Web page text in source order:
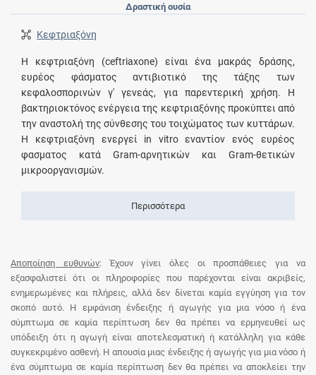
Δραστική ουσία
Κεφτριαξόνη
Η κεφτριαξόνη (ceftriaxone) είναι ένα μακράς δράσης,
ευρέος φάσματος αντιβιοτικό της τάξης των
κεφαλοσπορινών γ' γενεάς, για παρεντερική χρήση. Η
βακτηριοκτόνος ενέργεια της κεφτριαξόνης προκύπτει από
την αναστολή της σύνθεσης του τοιχώματος των κυττάρων.
Η κεφτριαξόνη ενεργεί in vitro εναντίον ενός ευρέος
φασματος κατά Gram-αρνητικών και Gram-θετικών
μικροοργανισμών.
Περισσότερα
Αποποίηση ευθυνών: Έχουν γίνει όλες οι προσπάθειες για να
εξασφαλιστεί ότι οι πληροφορίες που παρέχονται είναι ακριβείς,
ενημερωμένες και πλήρεις, αλλά δεν δίνεται καμία εγγύηση για τον
σκοπό αυτό. Η εμφάνιση ένδειξης ή αγωγής για μια νόσο ή ένα
σύμπτωμα σε καμία περίπτωση δεν θα πρέπει να ερμηνευθεί ως
υπόδειξη ότι η αγωγή είναι αποτελεσματική ή κατάλληλη για κάθε
συγκεκριμένο ασθενή. Η απουσία μιας ένδειξης ή αγωγής για μια νόσο ή
ένα σύμπτωμα σε καμία περίπτωση δεν θα πρέπει να αποκλείει την